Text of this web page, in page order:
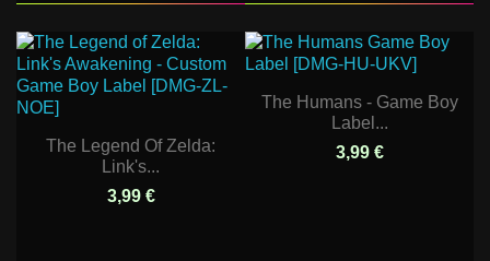
The Legend Of Zelda:
Link's...
3,99 €
The Humans - Game Boy
Label...
3,99 €